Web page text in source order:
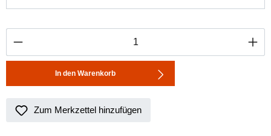
Produkt Anzahl: Gib den gewünschten
In den Warenkorb
Zum Merkzettel hinzufügen